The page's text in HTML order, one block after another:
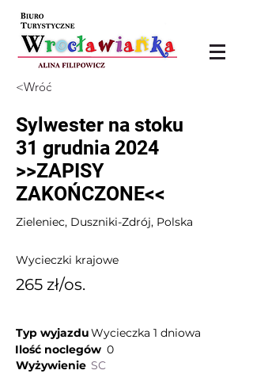
<Wróć
Sylwester na stoku
31 grudnia 2024
>>ZAPISY
ZAKOŃCZONE<<
Zieleniec, Duszniki-Zdrój, Polska
Wycieczki krajowe
265 zł/os.
Typ wyjazduWycieczka 1 dniowa
Ilość noclegów 0
Wyżywienie SC